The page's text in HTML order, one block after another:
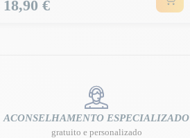
Preço
18,90 €
ACONSELHAMENTO ESPECIALIZADO
gratuito e personalizado